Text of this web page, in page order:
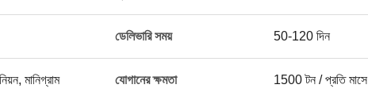
ডেলিভারি সময় 50-120 দিন
মানিগ্রাম যোগানের ক্ষমতা 1500 টন / প্রতি মাসে